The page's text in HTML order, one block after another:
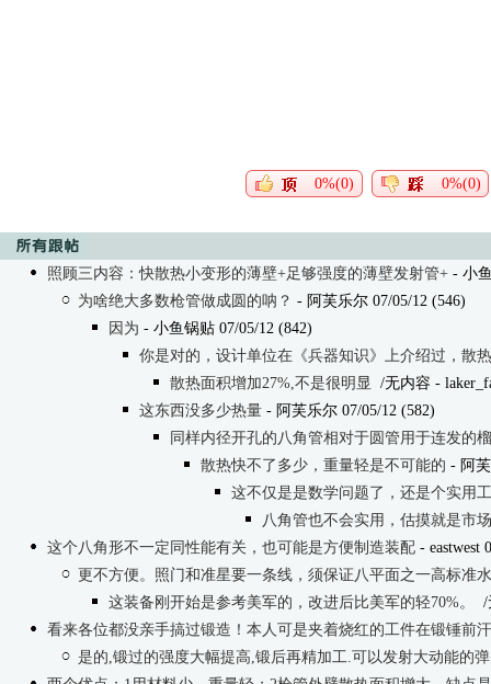
0%(0) 0%(0)
照顾三内容：快散热小变形的薄壁+足够强度的薄壁发射管+ - 小
为啥绝大多数枪管做成圆的呐？ - 阿芙乐尔 07/05/12 (546)
因为 - 小鱼锅贴 07/05/12 (842)
你是对的，设计单位在《兵器知识》上介绍过，散
散热面积增加27%,不是很明显
/无内容 -
这东西没多少热量 - 阿芙乐尔 07/05/12 (582)
同样内径开孔的八角管相对于圆管用于连发的
散热快不了多少，重量轻是不可能的 - 阿
这不仅是是数学问题了，还是个实用
八角管也不会实用，估摸就是市
这个八角形不一定同性能有关，也可能是方便制造装配 - eastwest
更不方便。照门和准星要一条线，须保证八平面之一高标准
这装备刚开始是参考美军的，改进后比美军的轻70%。
/
看来各位都没亲手搞过锻造！本人可是夹着烧红的工件在锻锤前汗
是的,锻过的强度大幅提高,锻后再精加工.可以发射大动能的